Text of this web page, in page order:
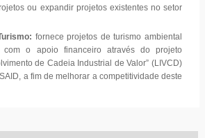
ou expandir projetos existentes no setor
fornece projetos de turismo ambiental
o apoio financeiro através do projeto
de Cadeia Industrial de Valor” (LIVCD)
a fim de melhorar a competitividade deste